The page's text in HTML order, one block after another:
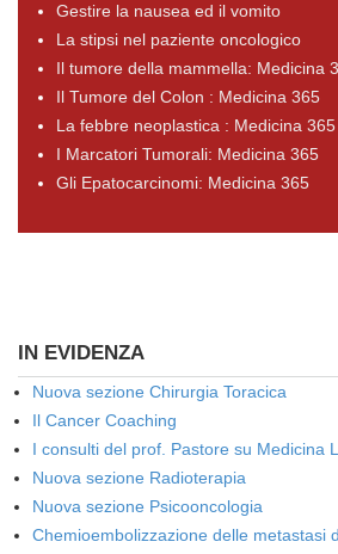
Gestire la nausea ed il vomito
La stipsi nel paziente oncologico
Il tumore della mammella: Medicina
Il Tumore del Colon : Medicina 365
La febbre neoplastica : Medicina 365
I Marcatori Tumorali: Medicina 365
Gli Epatocarcinomi: Medicina 365
IN EVIDENZA
Nuova sezione Chirurgia Toracica
Il Cancer Coaching
I consulti del prof. Pastore su Medicina
Nuova sezione Radioterapia
Nuova sezione Psicooncologia
Chemioembolizzazione delle metastasi